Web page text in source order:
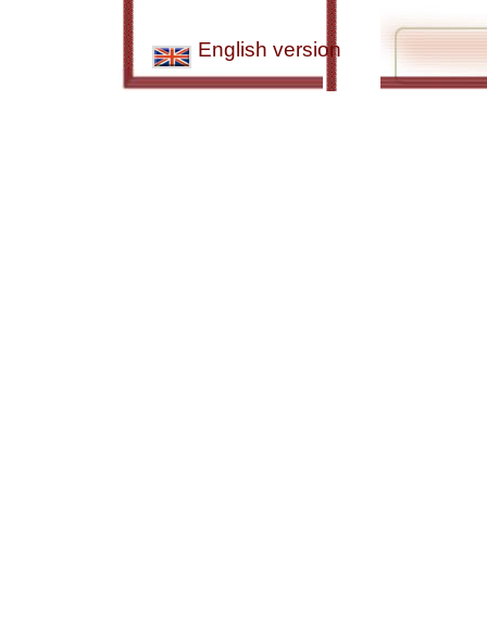
English version